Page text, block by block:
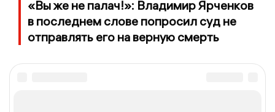
«Вы же не палач!»: Владимир Ярченков
в последнем слове попросил суд не
отправлять его на верную смерть